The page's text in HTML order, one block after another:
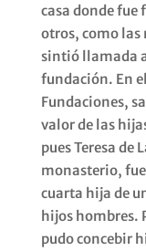
casa donde fue
otros, como las
sintió llamada
fundación. En
Fundaciones,
valor de las
pues Teresa de
monasterio,
cuarta hija de
hijos hombres.
pudo concebir